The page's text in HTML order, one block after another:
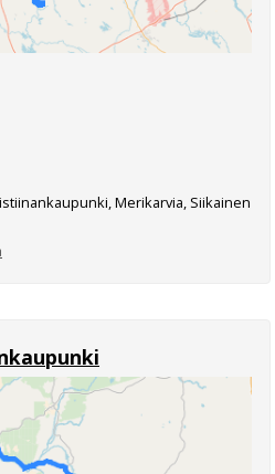
Merikarvia, Siikainen